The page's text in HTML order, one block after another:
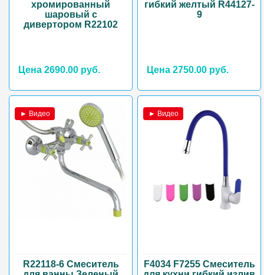
хромированный
шаровый с
дивертором R22102
Цена 2690.00 руб.
гибкий желтый R44127-
9
Цена 2750.00 руб.
► Видео
R22118-6 Смеситель
► Видео
F4034 F7255 Смеситель